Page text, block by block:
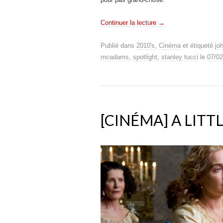
Continuer la lecture →
Publié dans 2010's Cinéma et étiqueté
mcadams spotlight stanley tucci le 07/
[CINÉMA] A